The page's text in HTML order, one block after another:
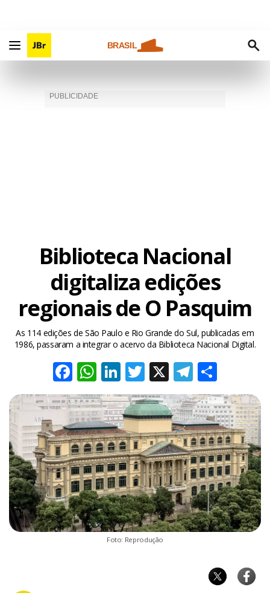
BRASIL
Biblioteca Nacional
digitaliza edições
regionais de O Pasquim
As 114 edições de São Paulo e Rio Grande do Sul, publicadas em
1986, passaram a integrar o acervo da Biblioteca Nacional Digital.
Facebook
WhatsApp
LinkedIn
Twitter
X
Foto: Reprodução